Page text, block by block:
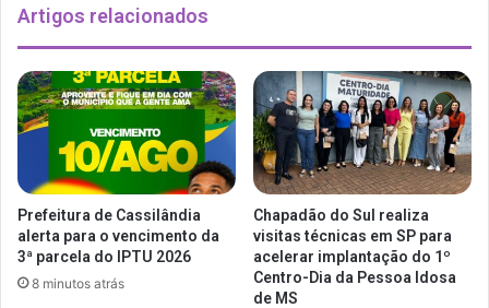
Artigos relacionados
Prefeitura de Cassilândia
alerta para o vencimento da
3ª parcela do IPTU 2026
8 minutos atrás
Chapadão do Sul realiza
visitas técnicas em SP para
acelerar implantação do 1º
Centro-Dia da Pessoa Idosa
de MS